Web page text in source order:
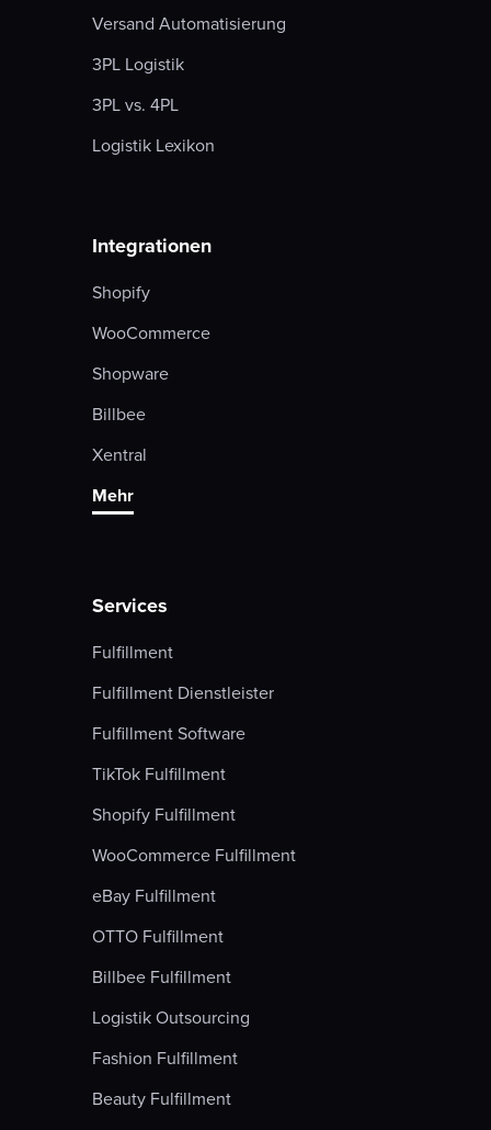
Versand Automatisierung
3PL Logistik
3PL vs. 4PL
Logistik Lexikon
Integrationen
Shopify
WooCommerce
Shopware
Billbee
Xentral
Mehr
Services
Fulfillment
Fulfillment Dienstleister
Fulfillment Software
TikTok Fulfillment
Shopify Fulfillment
WooCommerce Fulfillment
eBay Fulfillment
OTTO Fulfillment
Billbee Fulfillment
Logistik Outsourcing
Fashion Fulfillment
Beauty Fulfillment